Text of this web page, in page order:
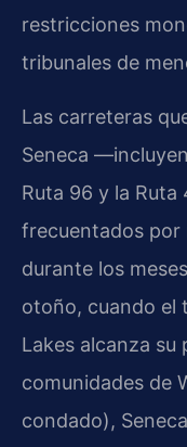
restricciones
tribunales de
Las carreteras
Seneca
Ruta 96 y la
frecuentados por
durante los
otoño, cuando el
Lakes alcanza su
comunidades de
condado),